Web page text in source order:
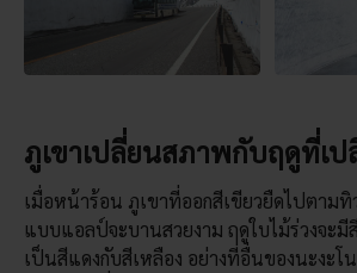
ภูเขาเปลี่ยนสภาพกับฤดูที่เป
เมื่อหน้าร้อน ภูเขาที่ออกสีเขียวยืดไปตาม
แบบแอลป์จะบานสวยงาม ฤดูใบไม้ร่วงจะมี
เป็นสีแดงกับสีเหลือง อย่างที่อื่นของนะงะโ